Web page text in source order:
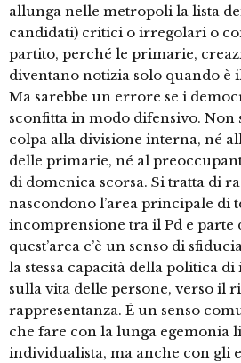
allunga nelle metropoli la lista
candidati) critici o irregolari o
partito, perché le primarie,
diventano notizia solo quando è
Ma sarebbe un errore se i
sconfitta in modo difensivo. Non
colpa alla divisione interna, né
delle primarie, né al
di domenica scorsa. Si tratta di
nascondono l’area principale di
incomprensione tra il Pd e parte
quest’area c’è un senso di
la stessa capacità della politica
sulla vita delle persone, verso il
rappresentanza. È un senso
che fare con la lunga egemonia
individualista, ma anche con gli